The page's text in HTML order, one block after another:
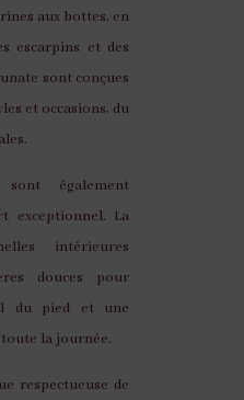
aux bottes, en
escarpins et des
sont conçues
et occasions, du
également
exceptionnel. La
intérieures
douces pour
du pied et une
la journée.
respectueuse de